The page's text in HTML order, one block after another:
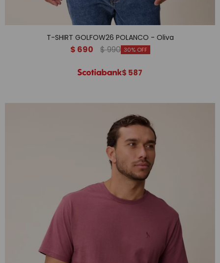
T-SHIRT GOLFOW26 POLANCO - Oliva
$ 690 $990 30
$ 587